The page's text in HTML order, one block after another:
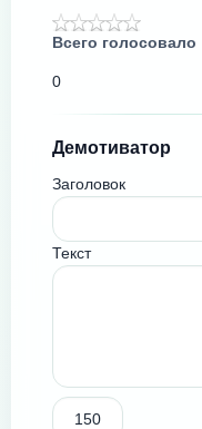
Всего голосовало
0
Демотиватор
Заголовок
Текст